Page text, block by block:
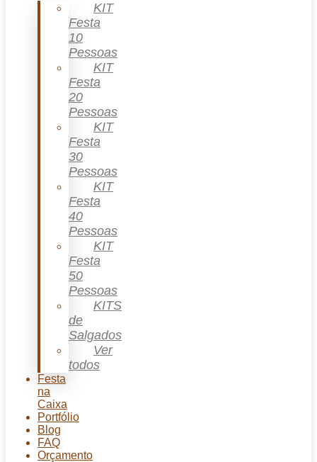
KIT
Festa
10
Pessoas
KIT
Festa
20
Pessoas
KIT
Festa
30
Pessoas
KIT
Festa
40
Pessoas
KIT
Festa
50
Pessoas
KITS
de
Salgados
Ver
todos
Festa
na
Caixa
Portfólio
Blog
FAQ
Orçamento